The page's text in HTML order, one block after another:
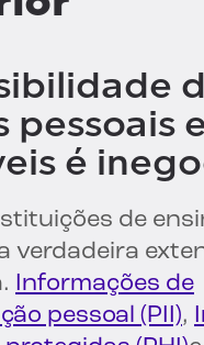
pessoais
é
de
verdadeira
Informações de
pessoal (PII),